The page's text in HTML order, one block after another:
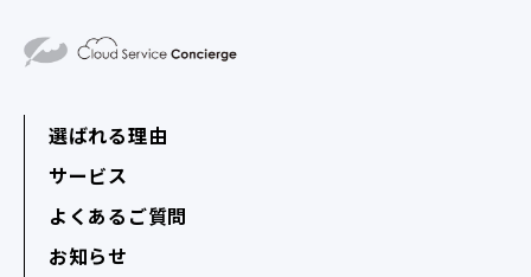
選ばれる理由
サービス
よくあるご質問
お知らせ